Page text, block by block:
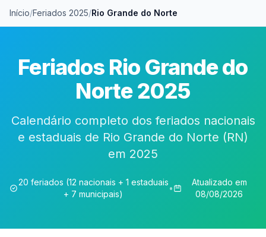
Início/Feriados 2025/Rio Grande do Norte
Feriados Rio Grande do
Norte 2025
Calendário completo dos feriados nacionais
e estaduais de Rio Grande do Norte (RN)
em 2025
20 feriados (12 nacionais + 1 estaduais
+ 7 municipais)
•
Atualizado em
08/08/2026